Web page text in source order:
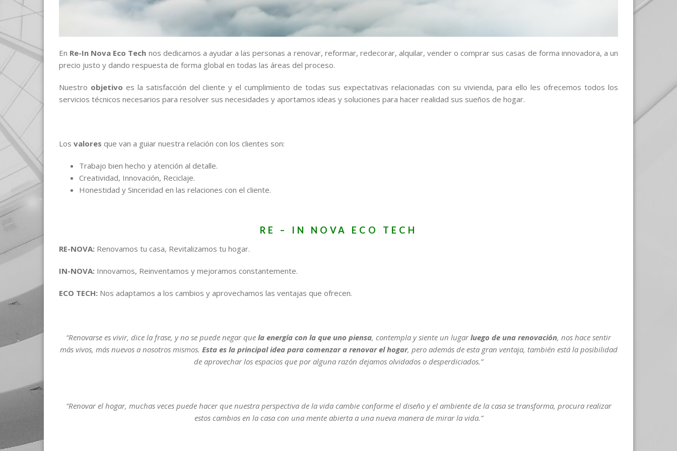
En Re-In Nova Eco Tech nos dedicamos a ayudar a las personas a renovar, reformar, redecorar, alquilar, vender o comprar sus casas de forma innovadora, a un
precio justo y dando respuesta de forma global en todas las áreas del proceso.
Nuestro objetivo es la satisfacción del cliente y el cumplimiento de todas sus expectativas relacionadas con su vivienda, para ello les ofrecemos todos los
servicios técnicos necesarios para resolver sus necesidades y aportamos ideas y soluciones para hacer realidad sus sueños de hogar.
Los valores que van a guiar nuestra relación con los clientes son:
Trabajo bien hecho y atención al detalle.
Creatividad, Innovación, Reciclaje.
Honestidad y Sinceridad en las relaciones con el cliente.
RE – IN NOVA ECO TECH
RE-NOVA: Renovamos tu casa, Revitalizamos tu hogar.
IN-NOVA: Innovamos, Reinventamos y mejoramos constantemente.
ECO TECH: Nos adaptamos a los cambios y aprovechamos las ventajas que ofrecen.
“Renovarse es vivir, dice la frase, y no se puede negar que la energía con la que uno piensa, contempla y siente un lugarluego de una renovación, nos hace sentir
más vivos, más nuevos a nosotros mismos. Esta es la principal idea para comenzar a renovar el hogar, pero además de esta gran ventaja, también está la posibilidad
de aprovechar los espacios que por alguna razón dejamos olvidados o desperdiciados.”
“Renovar el hogar, muchas veces puede hacer que nuestra perspectiva de la vida cambie conforme el diseño y el ambiente de la casa se transforma, procura realizar
estos cambios en la casa con una mente abierta a una nueva manera de mirar la vida.”